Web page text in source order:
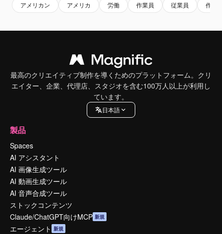
アメリカン アメリカ 労働 作業員 従業員 作業
最高のクリエイティブ制作を導くためのプラットフォーム。クリ
エイター、企業、代理店、スタジオを含む100万人以上が利用し
ています。
日本語
製品
Spaces
AI アシスタント
AI 画像生成ツール
AI 動画生成ツール
AI 音声合成ツール
ストックコンテンツ
Claude/ChatGPT向けMCP 新規
エージェント 新規